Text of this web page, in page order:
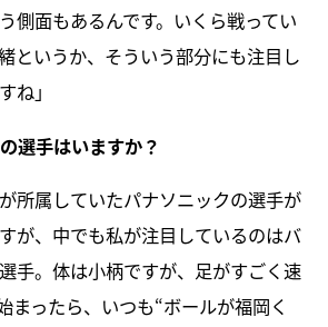
側面もあるんです。いくら戦ってい
というか、そういう部分にも注目し
ね」
選手はいますか？
所属していたパナソニックの選手が
が、中でも私が注目しているのはバ
手。体は小柄ですが、足がすごく速
まったら、いつも“ボールが福岡く